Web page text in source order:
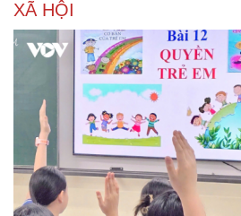
Sức khỏe
Dinh dưỡng - món ngon
Đời
Israel ám chỉ khả năng có thể
Iran
Hai điểm nóng Iran và Ukraine
khủng hoảng năng lượng toàn
XÃ HỘI